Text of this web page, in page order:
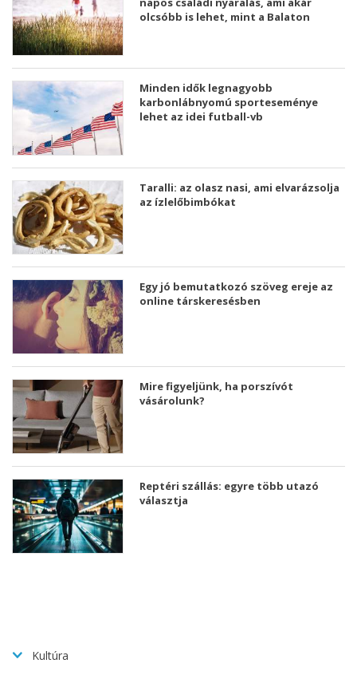
olcsóbb is lehet, mint a Balaton
Minden idők legnagyobb
karbonlábnyomú sporteseménye
lehet az idei futball-vb
Taralli: az olasz nasi, ami elvarázsolja
az ízlelőbimbókat
Egy jó bemutatkozó szöveg ereje az
online társkeresésben
Mire figyeljünk, ha porszívót
vásárolunk?
Reptéri szállás: egyre több utazó
választja
Kultúra